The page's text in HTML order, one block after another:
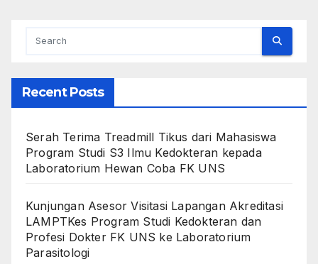
Recent Posts
Serah Terima Treadmill Tikus dari Mahasiswa
Program Studi S3 Ilmu Kedokteran kepada
Laboratorium Hewan Coba FK UNS
Kunjungan Asesor Visitasi Lapangan Akreditasi
LAMPTKes Program Studi Kedokteran dan
Profesi Dokter FK UNS ke Laboratorium
Parasitologi